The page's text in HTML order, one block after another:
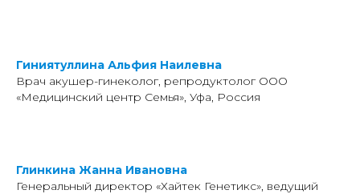
Гиниятуллина Альфия Наилевна
Врач акушер-гинеколог, репродуктолог ООО
«Медицинский центр Семья», Уфа, Россия
Глинкина Жанна Ивановна
Генеральный директор «Хайтек Генетикс», ведущий